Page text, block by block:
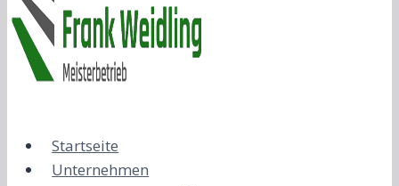
Startseite
Unternehmen